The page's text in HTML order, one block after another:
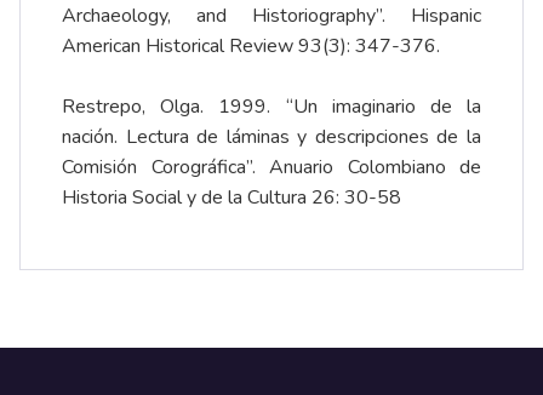
Archaeology, and Historiography”. Hispanic
American Historical Review 93(3): 347-376.
Restrepo, Olga. 1999. “Un imaginario de la
nación. Lectura de láminas y descripciones de la
Comisión Corográfica”. Anuario Colombiano de
Historia Social y de la Cultura 26: 30-58